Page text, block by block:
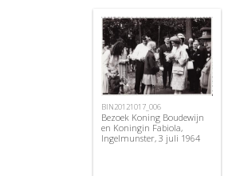
BIN20121017_006
Bezoek Koning Boudewijn
en Koningin Fabiola,
Ingelmunster, 3 juli 1964